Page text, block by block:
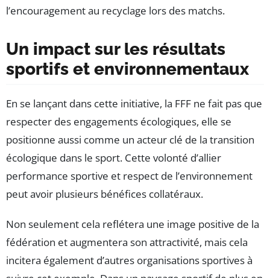
l’encouragement au recyclage lors des matchs.
Un impact sur les résultats
sportifs et environnementaux
En se lançant dans cette initiative, la FFF ne fait pas que
respecter des engagements écologiques, elle se
positionne aussi comme un acteur clé de la transition
écologique dans le sport. Cette volonté d’allier
performance sportive et respect de l’environnement
peut avoir plusieurs bénéfices collatéraux.
Non seulement cela reflétera une image positive de la
fédération et augmentera son attractivité, mais cela
incitera également d’autres organisations sportives à